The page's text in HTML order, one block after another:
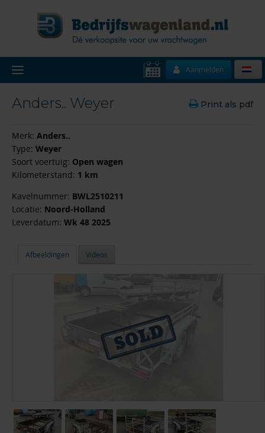
Aanmelden
Anders.. Weyer Print als pdf
Merk: Anders..
Type: Weyer
Soort voertuig: Open wagen
Kilometerstand: 1 km
Kavelnummer: BWL2510211
Locatie: Noord-Holland
Leverdatum: Wk 48 2025
Afbeeldingen Videos